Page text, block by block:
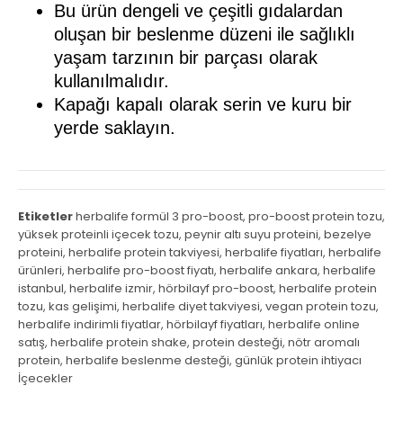
Bu ürün dengeli ve çeşitli gıdalardan
oluşan bir beslenme düzeni ile sağlıklı
yaşam tarzının bir parçası olarak
kullanılmalıdır.
Kapağı kapalı olarak serin ve kuru bir
yerde saklayın.
Etiketlerherbalife formül 3 pro-boost, pro-boost protein tozu,
yüksek proteinli içecek tozu, peynir altı suyu proteini, bezelye
proteini, herbalife protein takviyesi, herbalife fiyatları, herbalife
ürünleri, herbalife pro-boost fiyatı, herbalife ankara, herbalife
istanbul, herbalife izmir, hörbilayf pro-boost, herbalife protein
tozu, kas gelişimi, herbalife diyet takviyesi, vegan protein tozu,
herbalife indirimli fiyatlar, hörbilayf fiyatları, herbalife online
satış, herbalife protein shake, protein desteği, nötr aromalı
protein, herbalife beslenme desteği, günlük protein ihtiyacı
İçecekler